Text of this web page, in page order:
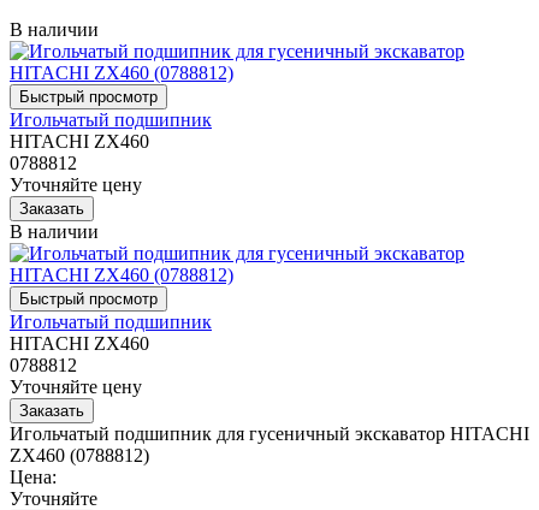
В наличии
Игольчатый подшипник
HITACHI ZX460
0788812
Уточняйте цену
В наличии
Игольчатый подшипник
HITACHI ZX460
0788812
Уточняйте цену
Игольчатый подшипник для гусеничный экскаватор HITACHI
ZX460 (0788812)
Цена:
Уточняйте